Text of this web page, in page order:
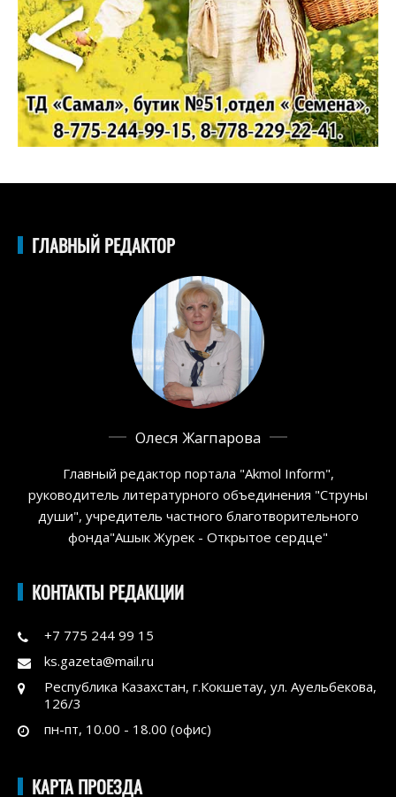
ГЛАВНЫЙ РЕДАКТОР
Олеся Жагпарова
Главный редактор портала "Akmol Inform",
руководитель литературного объединения "Струны
души", учредитель частного благотворительного
фонда"Ашык Журек - Открытое сердце"
КОНТАКТЫ РЕДАКЦИИ
+7 775 244 99 15
ks.gazeta@mail.ru
Республика Казахстан, г.Кокшетау, ул. Ауельбекова,
126/3
пн-пт, 10.00 - 18.00 (офис)
КАРТА ПРОЕЗДА